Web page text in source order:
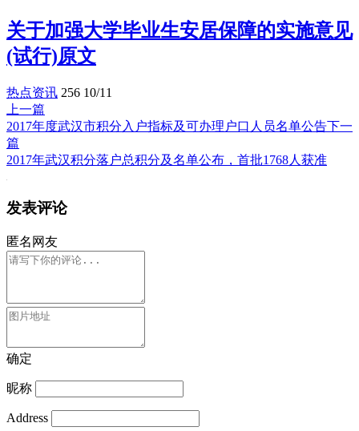
关于加强大学毕业生安居保障的实施意见
(试行)原文
热点资讯 256 10/11
上一篇
2017年度武汉市积分入户指标及可办理户口人员名单公告下一
篇
2017年武汉积分落户总积分及名单公布，首批1768人获准
发表评论
匿名网友
确定
昵称
Address